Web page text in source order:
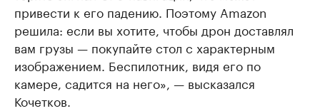
привести к его падению. Поэтому Amazon
решила: если вы хотите, чтобы дрон доставлял
вам грузы — покупайте стол с характерным
изображением. Беспилотник, видя его по
камере, садится на него», — высказался
Кочетков.